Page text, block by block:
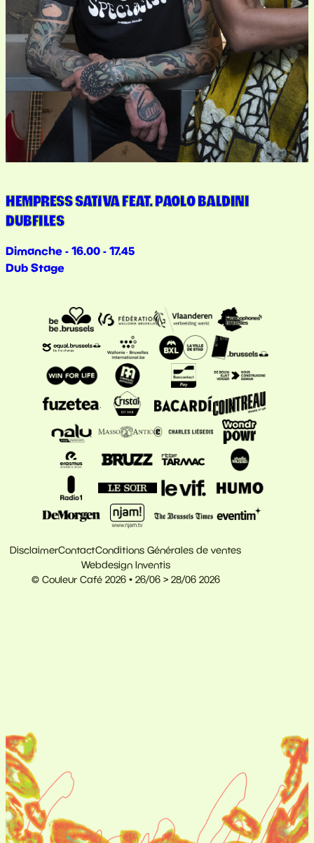
HEMPRESS SATIVA FEAT. PAOLO BALDINI
DUBFILES
Dimanche - 16.00 - 17.45
Dub Stage
© Couleur Café 2026 • 26/06 > 28/06 2026
DisclaimerContactConditions Générales de ventes
Webdesign Inventis